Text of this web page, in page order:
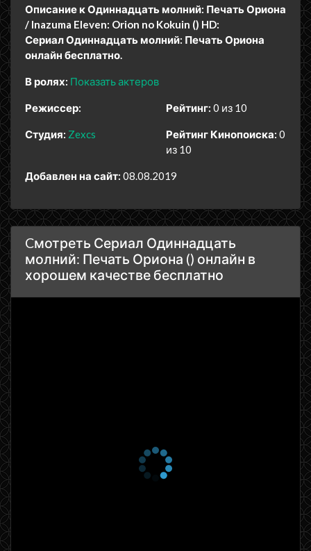
Описание к Одиннадцать молний: Печать Ориона
/ Inazuma Eleven: Orion no Kokuin () HD:
Сериал Одиннадцать молний: Печать Ориона
онлайн бесплатно.
В ролях: Показать актеров
Режиссер:
Студия: Zexcs
Рейтинг: 0 из 10
Рейтинг Кинопоиска: 0
из 10
Добавлен на сайт: 08.08.2019
Cмотреть Сериал Одиннадцать
молний: Печать Ориона () онлайн в
хорошем качестве бесплатно